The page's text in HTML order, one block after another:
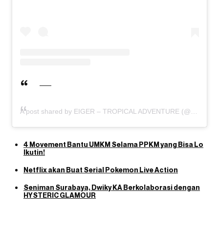
A post shared by EIGER – TROPICAL ADVENTURE (@eigeradventure)
4 Movement Bantu UMKM Selama PPKM yang Bisa Lo
Ikutin!
Netflix akan Buat Serial Pokemon Live Action
Seniman Surabaya, Dwiky KA Berkolaborasi dengan
HYSTERIC GLAMOUR